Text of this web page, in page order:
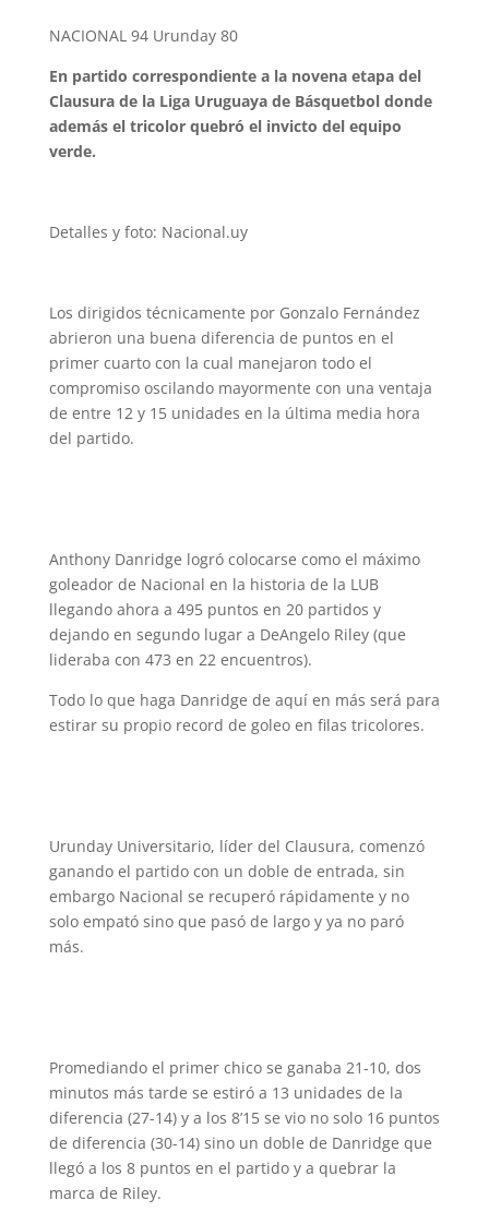
NACIONAL 94 Urunday 80
En partido correspondiente a la novena etapa del
Clausura de la Liga Uruguaya de Básquetbol donde
además el tricolor quebró el invicto del equipo
verde.
Detalles y foto: Nacional.uy
Los dirigidos técnicamente por Gonzalo Fernández
abrieron una buena diferencia de puntos en el
primer cuarto con la cual manejaron todo el
compromiso oscilando mayormente con una ventaja
de entre 12 y 15 unidades en la última media hora
del partido.
Anthony Danridge logró colocarse como el máximo
goleador de Nacional en la historia de la LUB
llegando ahora a 495 puntos en 20 partidos y
dejando en segundo lugar a DeAngelo Riley (que
lideraba con 473 en 22 encuentros).
Todo lo que haga Danridge de aquí en más será para
estirar su propio record de goleo en filas tricolores.
Urunday Universitario, líder del Clausura, comenzó
ganando el partido con un doble de entrada, sin
embargo Nacional se recuperó rápidamente y no
solo empató sino que pasó de largo y ya no paró
más.
Promediando el primer chico se ganaba 21-10, dos
minutos más tarde se estiró a 13 unidades de la
diferencia (27-14) y a los 8’15 se vio no solo 16 puntos
de diferencia (30-14) sino un doble de Danridge que
llegó a los 8 puntos en el partido y a quebrar la
marca de Riley.